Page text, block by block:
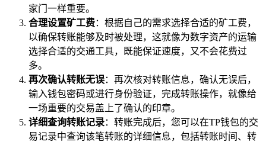
家门一样重要。
合理设置矿工费：根据自己的需求选择合适的矿工费，
以确保转账能够及时被处理，这就像为数字资产的运输
选择合适的交通工具，既能保证速度，又不会花费过
多。
再次确认转账无误：再次核对转账信息，确认无误后，
输入钱包密码或进行身份验证，完成转账操作，就像给
一场重要的交易盖上了确认的印章。
详细查询转账记录：转账完成后，您可以在TP钱包的交
易记录中查询该笔转账的详细信息，包括转账时间、转